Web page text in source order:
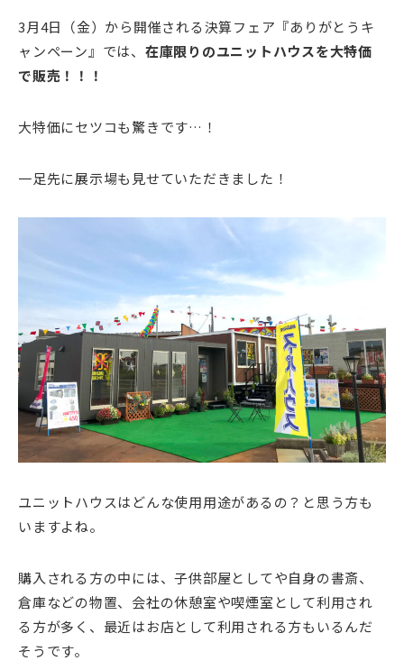
3月4日（金）から開催される決算フェア『ありがとうキ
ャンペーン』では、 在庫限りのユニットハウスを大特価
で販売！！！
大特価にセツコも驚きです…！
一足先に展示場も見せていただきました！
ユニットハウスはどんな使用用途があるの？と思う方も
いますよね。
購入される方の中には、子供部屋としてや自身の書斎、
倉庫などの物置、会社の休憩室や喫煙室として利用され
る方が多く、最近はお店として利用される方もいるんだ
そうです。